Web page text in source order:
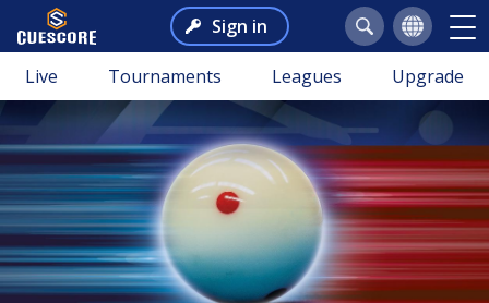
Sign in
Live Tournaments Leagues Upgrade